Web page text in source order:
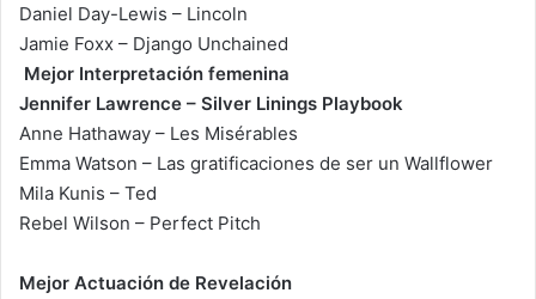
Daniel Day-Lewis – Lincoln
Jamie Foxx – Django Unchained
Mejor Interpretación femenina
Jennifer Lawrence – Silver Linings Playbook
Anne Hathaway – Les Misérables
Emma Watson – Las gratificaciones de ser un Wallflower
Mila Kunis – Ted
Rebel Wilson – Perfect Pitch
Mejor Actuación de Revelación